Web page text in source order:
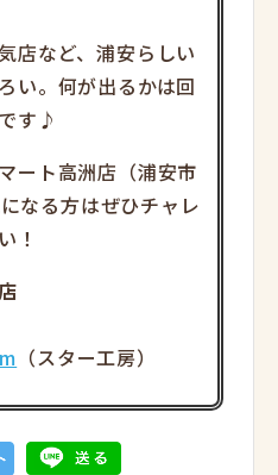
店など、浦安らしい
い。何が出るかは回
す♪
ート高洲店（浦安市
なる方はぜひチャレ
！
（スター工房）